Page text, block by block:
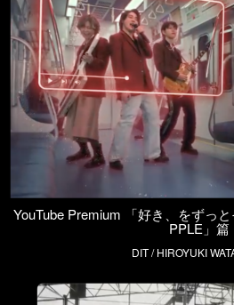
YouTube Premium 「好き、をずっ
PPLE」篇
DIT / HIROYUKI